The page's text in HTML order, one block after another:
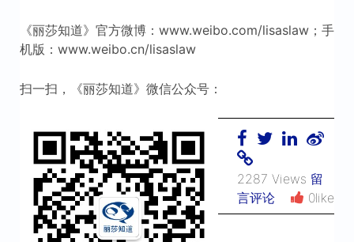
《丽莎知道》官方微博：www.weibo.com/lisaslaw；手
机版：www.weibo.cn/lisaslaw
扫一扫，《丽莎知道》微信公众号：
2287 Views 留
言评论
0like